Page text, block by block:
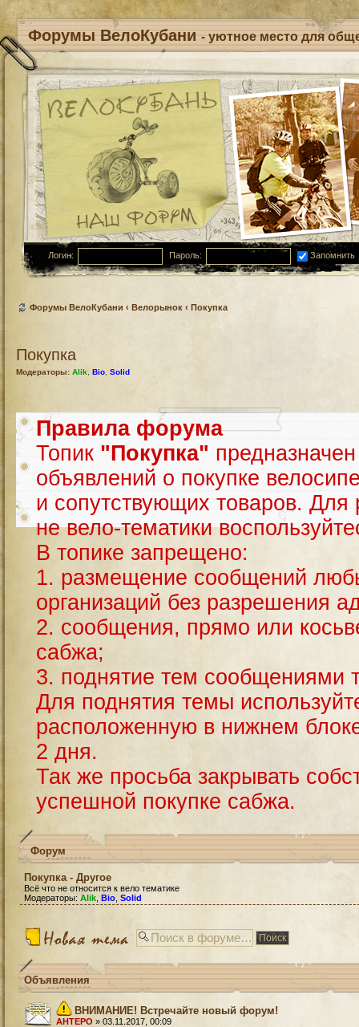
Форумы ВелоКубани - уютное место для
Логин: Пароль: Запомнить
Форумы ВелоКубани ‹ Велорынок ‹ Покупка
Покупка
Модераторы: Alik Bio Solid
Правила форума
Топик "Покупка"
объявлений о покупке
и сопутствующих товаров.
не вело-тематики
В топике запрещено:
1. размещение сообщений
организаций без разрешения
2. сообщения, прямо или
сабжа;
3. поднятие тем сообщениями
Для поднятия темы
расположенную в нижнем
2 дня.
Так же просьба закрывать
успешной покупке сабжа.
Форум
Покупка - Другое
Всё что не относится к вело тематике
Модераторы: Alik Bio Solid
Объявления
ВНИМАНИЕ! Встречайте новый форум!
AHTEPO » 03.11.2017, 00:09